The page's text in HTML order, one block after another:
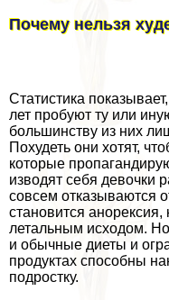
Почему нельзя
Статистика
лет пробуют ту или
большинству из них
Похудеть они хотят,
которые
изводят себя дeвoчки
совсем отказываются
становится анорексия,
летальным исходом.
и обычные диеты и
продуктах способны
подростку.